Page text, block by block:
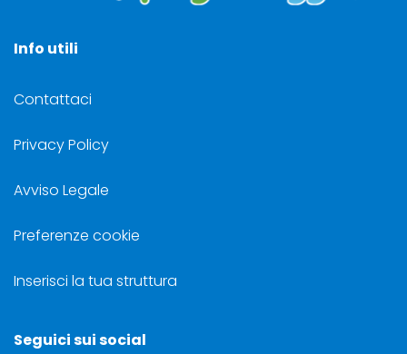
Info utili
Contattaci
Privacy Policy
Avviso Legale
Preferenze cookie
Inserisci la tua struttura
Seguici sui social